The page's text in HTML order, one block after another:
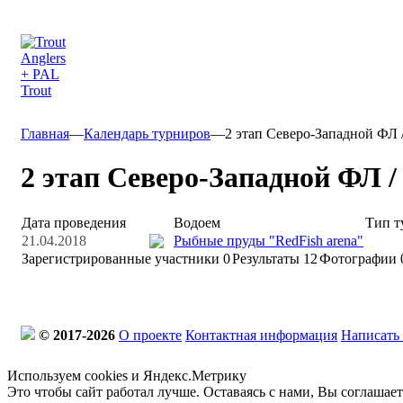
Главная—Календарь турниров—2 этап Северо-Западной
2 этап Северо-Западной ФЛ
Дата проведения Водоем
Тип
21.04.2018
Рыбные пруды "RedFish arena"
Зарегистрированные участники 0Результаты 12Фотографии
© 2017-2026 О проекте Контактная информация
Используем cookies и Яндекс.Метрику
Это чтобы сайт работал лучше. Оставаясь с нами, Вы